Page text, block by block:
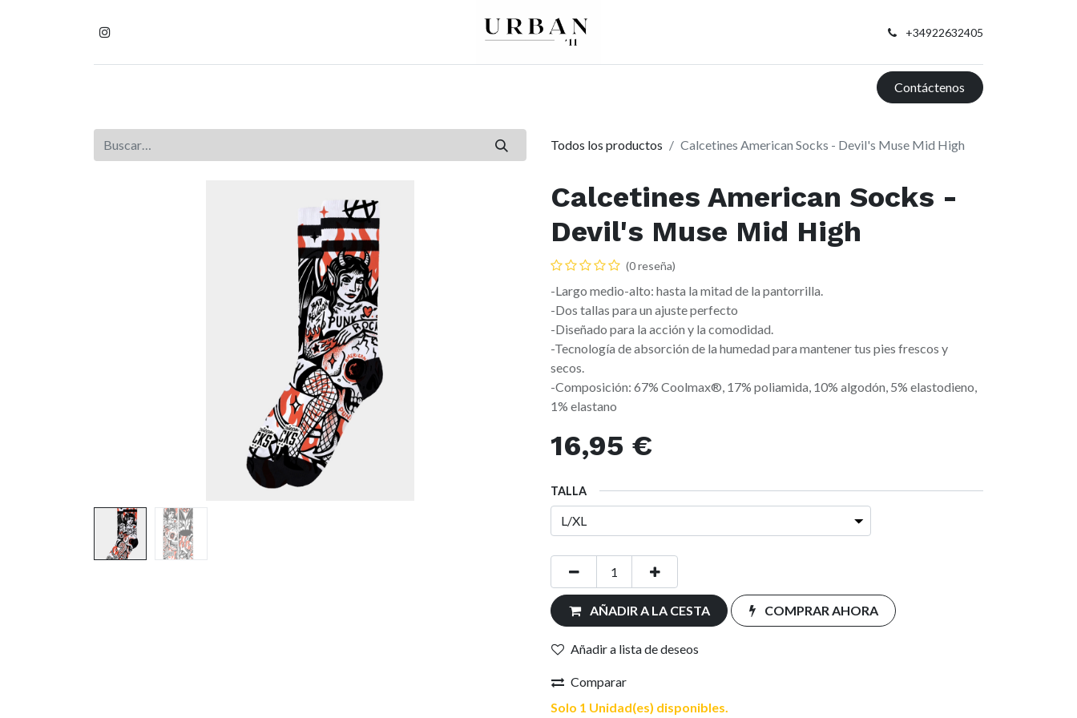
+34922632405
Contáctenos
Todos los productos Calcetines American Socks - Devil's Muse Mid High
Calcetines American Socks -
Devil's Muse Mid High
(0 reseña)
-Largo medio-alto: hasta la mitad de la pantorrilla.
-Dos tallas para un ajuste perfecto
-Diseñado para la acción y la comodidad.
-Tecnología de absorción de la humedad para mantener tus pies frescos y
secos.
-Composición: 67% Coolmax®, 17% poliamida, 10% algodón, 5% elastodieno,
1% elastano
16,95 €
TALLA
AÑADIR A LA CESTA COMPRAR AHORA
Añadir a lista de deseos
Comparar
Solo 1 Unidad(es) disponibles.